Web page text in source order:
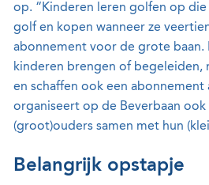
op. “Kinderen leren golfen op
golf en kopen wanneer ze
abonnement voor de grote baan.
kinderen brengen of begeleiden,
en schaffen ook een abonnement
organiseert op de Beverbaan
(groot)ouders samen met hun
Belangrijk opstapje